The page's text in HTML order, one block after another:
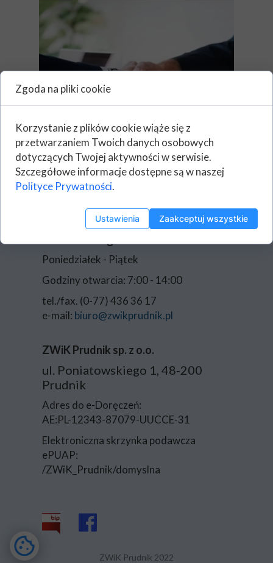
Poniedziałek - Piątek
Godziny otwarcia: 7:00 - 14:00
tel./fax. (0-77) 436 36 17
e-mail: biuro@zwikprudnik.pl
ZWiK Prudnik sp. z o.o.
ul. Poniatowskiego 1, 48-200
Prudnik
Adres do e-Doręczeń:
AE:PL-12343-87079-UUCCE-31
Elektroniczna skrzynka podawcza
ePUAP:
/ZWiK_Prudnik/domyslna
ZWiK Prudnik 2022
Zgoda na pliki cookie
Korzystanie z plików cookie wiąże się z
przetwarzaniem Twoich danych osobowych
dotyczących Twojej aktywności w serwisie.
Szczegółowe informacje dostępne są w naszej
Polityce Prywatności.
Ustawienia Zaakceptuj wszystkie